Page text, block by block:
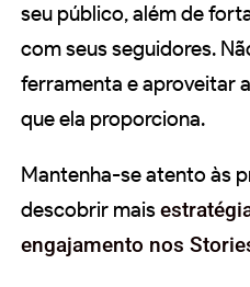
seu público, além de
com seus seguidores.
ferramenta e aproveitar
que ela proporciona.
Mantenha-se atento às
descobrir mais
engajamento nos